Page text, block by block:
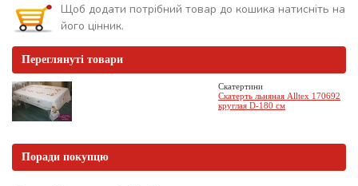
Щоб додати потрібний товар до кошика натисніть на
його цінник.
Переглянуті товари
Скатертини
Скатерть льняная Alltex 170692
круглая D-180 см
Поради покупцю